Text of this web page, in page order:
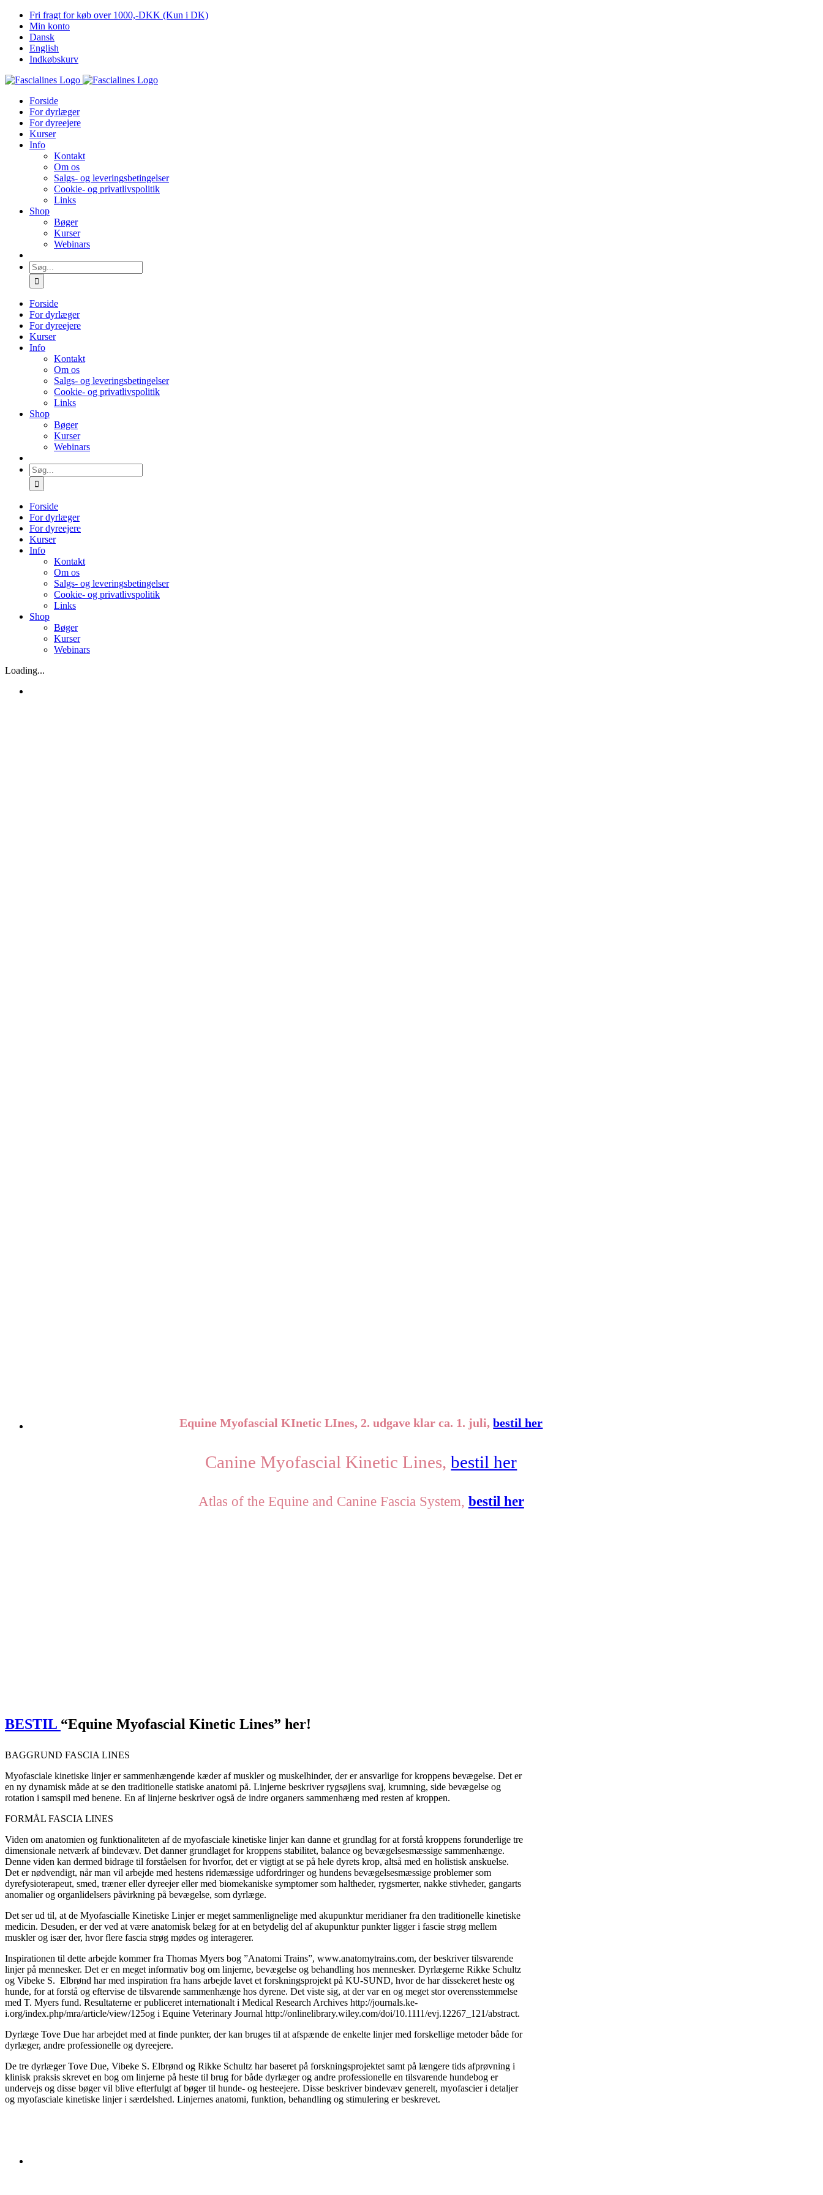
Skip
content
Fri fragt for køb over 1000,-DKK (Kun i DK)
Min konto
Dansk
English
Indkøbskurv
Forside
For dyrlæger
For dyreejere
Kurser
Info
Kontakt
Om os
Salgs- og leveringsbetingelser
Cookie- og privatlivspolitik
Links
Shop
Bøger
Kurser
Webinars
Søg
efter:
Forside
For dyrlæger
For dyreejere
Kurser
Info
Kontakt
Om os
Salgs- og leveringsbetingelser
Cookie- og privatlivspolitik
Links
Shop
Bøger
Kurser
Webinars
Søg
efter:
Forside
For dyrlæger
For dyreejere
Kurser
Info
Kontakt
Om os
Salgs- og leveringsbetingelser
Cookie- og privatlivspolitik
Links
Shop
Bøger
Kurser
Webinars
Loading...
Equine Myofascial KInetic LInes, 2. udgave klar ca. 1. juli,bestil her
Canine Myofascial Kinetic Lines,bestil her
Atlas of the Equine and Canine Fascia System, bestil her
BESTIL “Equine Myofascial Kinetic Lines” her!
BAGGRUND FASCIA LINES
Myofasciale kinetiske linjer er sammenhængende kæder af muskler og muskelhinder, der er ansvarlige for kroppens bevægelse. Det er
en ny dynamisk måde at se den traditionelle statiske anatomi på. Linjerne beskriver rygsøjlens svaj, krumning, side bevægelse og
rotation i samspil med benene. En af linjerne beskriver også de indre organers sammenhæng med resten af kroppen.
FORMÅL FASCIA LINES
Viden om anatomien og funktionaliteten af de myofasciale kinetiske linjer kan danne et grundlag for at forstå kroppens forunderlige tre
dimensionale netværk af bindevæv. Det danner grundlaget for kroppens stabilitet, balance og bevægelsesmæssige sammenhænge.
Denne viden kan dermed bidrage til forståelsen for hvorfor, det er vigtigt at se på hele dyrets krop, altså med en holistisk anskuelse.
Det er nødvendigt, når man vil arbejde med hestens ridemæssige udfordringer og hundens bevægelsesmæssige problemer som
dyrefysioterapeut, smed, træner eller dyreejer eller med biomekaniske symptomer som haltheder, rygsmerter, nakke stivheder, gangarts
anomalier og organlidelsers påvirkning på bevægelse, som dyrlæge.
Det ser ud til, at de Myofascialle Kinetiske Linjer er meget sammenlignelige med akupunktur meridianer fra den traditionelle kinetiske
medicin. Desuden, er der ved at være anatomisk belæg for at en betydelig del af akupunktur punkter ligger i fascie strøg mellem
muskler og især der, hvor flere fascia strøg mødes og interagerer.
Inspirationen til dette arbejde kommer fra Thomas Myers bog ”Anatomi Trains”, www.anatomytrains.com, der beskriver tilsvarende
linjer på mennesker. Det er en meget informativ bog om linjerne, bevægelse og behandling hos mennesker. Dyrlægerne Rikke Schultz
og Vibeke S. Elbrønd har med inspiration fra hans arbejde lavet et forskningsprojekt på KU-SUND, hvor de har dissekeret heste og
hunde, for at forstå og eftervise de tilsvarende sammenhænge hos dyrene. Det viste sig, at der var en og meget stor overensstemmelse
med T. Myers fund. Resultaterne er publiceret internationalt i Medical Research Archives http://journals.ke-
i.org/index.php/mra/article/view/125og i Equine Veterinary Journal http://onlinelibrary.wiley.com/doi/10.1111/evj.12267_121/abstract.
Dyrlæge Tove Due har arbejdet med at finde punkter, der kan bruges til at afspænde de enkelte linjer med forskellige metoder både for
dyrlæger, andre professionelle og dyreejere.
De tre dyrlæger Tove Due, Vibeke S. Elbrønd og Rikke Schultz har baseret på forskningsprojektet samt på længere tids afprøvning i
klinisk praksis skrevet en bog om linjerne på heste til brug for både dyrlæger og andre professionelle en tilsvarende hundebog er
undervejs og disse bøger vil blive efterfulgt af bøger til hunde- og hesteejere. Disse beskriver bindevæv generelt, myofascier i detaljer
og myofasciale kinetiske linjer i særdelshed. Linjernes anatomi, funktion, behandling og stimulering er beskrevet.